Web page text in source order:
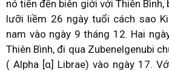
nó tiến đến biên giới với Thiên
lưỡi liềm 26 ngày tuổi cách sao
nam vào ngày 9 tháng 12. Hai
Thiên Bình, đi qua Zubenelgenubi
( Alpha [α] Librae) vào ngày 17.